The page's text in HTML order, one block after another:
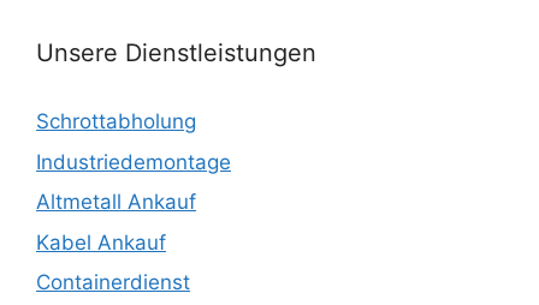
Unsere Dienstleistungen
Schrottabholung
Industriedemontage
Altmetall Ankauf
Kabel Ankauf
Containerdienst